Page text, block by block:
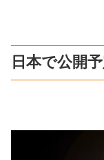
日本で公開